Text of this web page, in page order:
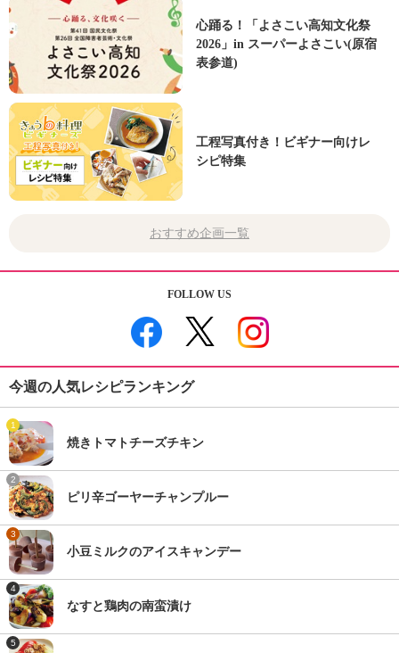
心踊る！「よさこい高知文化祭
2026」in スーパーよさこい(原宿
表参道)
工程写真付き！ビギナー向けレ
シピ特集
おすすめ企画一覧
FOLLOW US
今週の人気レシピランキング
1
焼きトマトチーズチキン
2
ピリ辛ゴーヤーチャンプルー
3
小豆ミルクのアイスキャンデー
4
なすと鶏肉の南蛮漬け
5